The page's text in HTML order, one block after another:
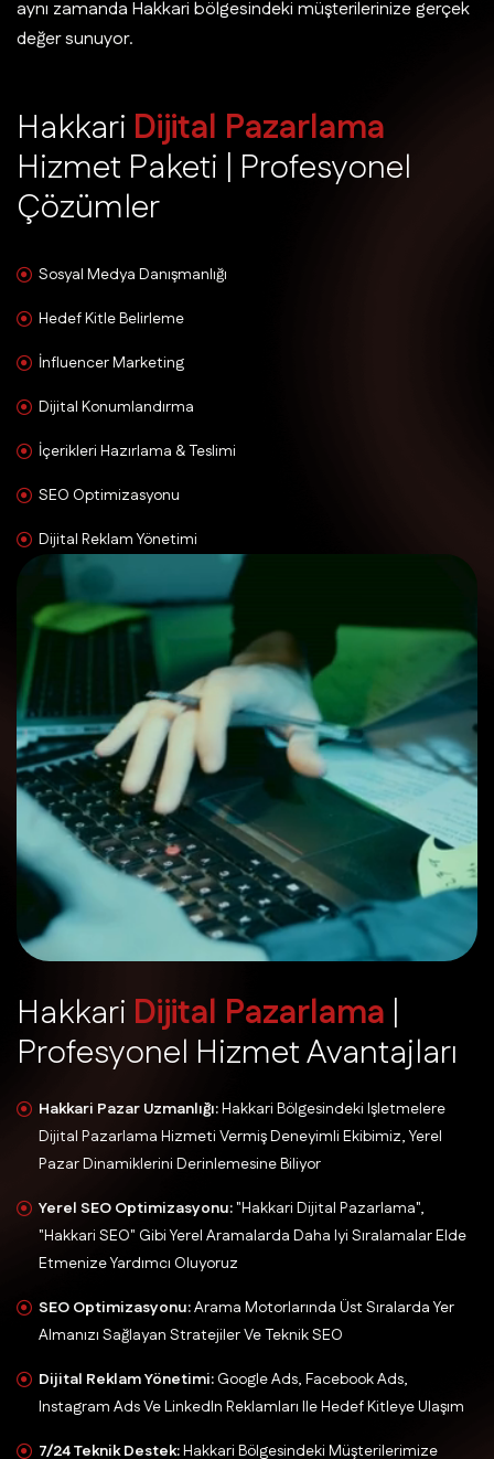
aynı zamanda Hakkari bölgesindeki müşterilerinize gerçek
değer sunuyor.
Hakkari Dijital Pazarlama
Hizmet Paketi | Profesyonel
Çözümler
Sosyal Medya Danışmanlığı
Hedef Kitle Belirleme
İnfluencer Marketing
Dijital Konumlandırma
İçerikleri Hazırlama & Teslimi
SEO Optimizasyonu
Dijital Reklam Yönetimi
Hakkari Dijital Pazarlama |
Profesyonel HizmetAvantajları
Hakkari Pazar Uzmanlığı:Hakkari Bölgesindeki Işletmelere
Dijital Pazarlama Hizmeti Vermiş Deneyimli Ekibimiz, Yerel
Pazar Dinamiklerini Derinlemesine Biliyor
Yerel SEO Optimizasyonu:"Hakkari Dijital Pazarlama",
"Hakkari SEO" Gibi Yerel Aramalarda Daha Iyi Sıralamalar Elde
Etmenize Yardımcı Oluyoruz
SEO Optimizasyonu:Arama Motorlarında Üst Sıralarda Yer
Almanızı Sağlayan Stratejiler Ve Teknik SEO
Dijital Reklam Yönetimi: Google Ads, Facebook Ads,
Instagram Ads Ve LinkedIn Reklamları Ile Hedef Kitleye Ulaşım
7/24 Teknik Destek:Hakkari Bölgesindeki Müşterilerimize